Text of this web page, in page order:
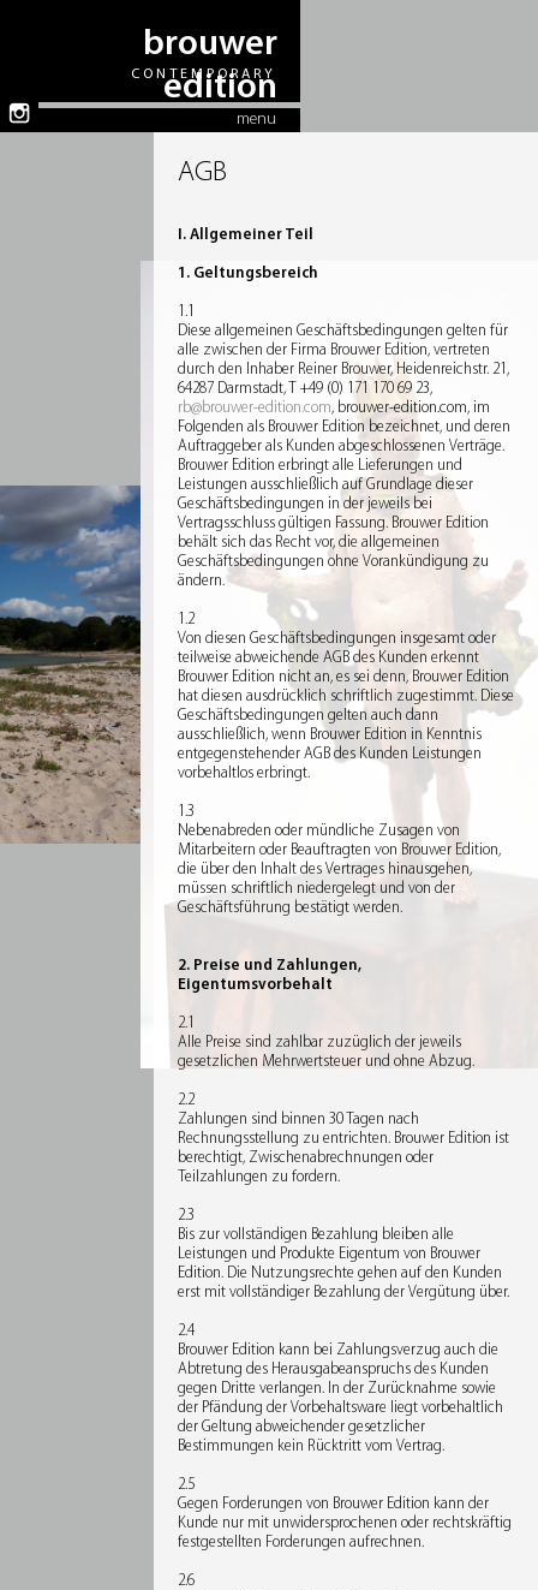
menu
CONTEMPORARY
brouwer
edition
AGB
I. Allgemeiner Teil
1. Geltungsbereich
1.1
Diese allgemeinen Geschäftsbedingungen gelten für
alle zwischen der Firma Brouwer Edition, vertreten
durch den Inhaber Reiner Brouwer, Heidenreichstr. 21,
64287 Darmstadt, T +49 (0) 171 170 69 23,
rb@brouwer-edition.com, brouwer-edition.com, im
Folgenden als Brouwer Edition bezeichnet, und deren
Auftraggeber als Kunden abgeschlossenen Verträge.
Brouwer Edition erbringt alle Lieferungen und
Leistungen ausschließlich auf Grundlage dieser
Geschäftsbedingungen in der jeweils bei
Vertragsschluss gültigen Fassung. Brouwer Edition
behält sich das Recht vor, die allgemeinen
Geschäftsbedingungen ohne Vorankündigung zu
ändern.
1.2
Von diesen Geschäftsbedingungen insgesamt oder
teilweise abweichende AGB des Kunden erkennt
Brouwer Edition nicht an, es sei denn, Brouwer Edition
hat diesen ausdrücklich schriftlich zugestimmt. Diese
Geschäftsbedingungen gelten auch dann
ausschließlich, wenn Brouwer Edition in Kenntnis
entgegenstehender AGB des Kunden Leistungen
vorbehaltlos erbringt.
1.3
Nebenabreden oder mündliche Zusagen von
Mitarbeitern oder Beauftragten von Brouwer Edition,
die über den Inhalt des Vertrages hinausgehen,
müssen schriftlich niedergelegt und von der
Geschäftsführung bestätigt werden.
2. Preise und Zahlungen,
Eigentumsvorbehalt
2.1
Alle Preise sind zahlbar zuzüglich der jeweils
gesetzlichen Mehrwertsteuer und ohne Abzug.
2.2
Zahlungen sind binnen 30 Tagen nach
Rechnungsstellung zu entrichten. Brouwer Edition ist
berechtigt, Zwischenabrechnungen oder
Teilzahlungen zu fordern.
2.3
Bis zur vollständigen Bezahlung bleiben alle
Leistungen und Produkte Eigentum von Brouwer
Edition. Die Nutzungsrechte gehen auf den Kunden
erst mit vollständiger Bezahlung der Vergütung über.
2.4
Brouwer Edition kann bei Zahlungsverzug auch die
Abtretung des Herausgabeanspruchs des Kunden
gegen Dritte verlangen. In der Zurücknahme sowie
der Pfändung der Vorbehaltsware liegt vorbehaltlich
der Geltung abweichender gesetzlicher
Bestimmungen kein Rücktritt vom Vertrag.
2.5
Gegen Forderungen von Brouwer Edition kann der
Kunde nur mit unwidersprochenen oder rechtskräftig
festgestellten Forderungen aufrechnen.
2.6